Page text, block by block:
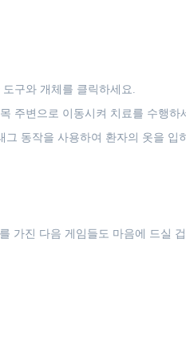
구와 개체를 클릭하세요.
주변으로 이동시켜 치료를 수행하
그 동작을 사용하여 환자의 옷을 입
가진 다음 게임들도 마음에 드실